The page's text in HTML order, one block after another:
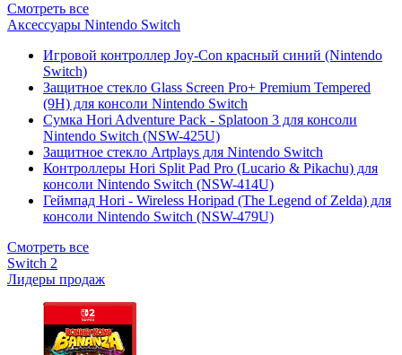
Смотреть все
Аксессуары Nintendo Switch
Игровой контроллер Joy-Con красный синий (Nintendo
Switch)
Защитное стекло Glass Screen Pro+ Premium Tempered
(9H) для консоли Nintendo Switch
Сумка Hori Adventure Pack - Splatoon 3 для консоли
Nintendo Switch (NSW-425U)
Защитное стекло Artplays для Nintendo Switch
Контроллеры Hori Split Pad Pro (Lucario & Pikachu) для
консоли Nintendo Switch (NSW-414U)
Геймпад Hori - Wireless Horipad (The Legend of Zelda) для
консоли Nintendo Switch (NSW-479U)
Смотреть все
Switch 2
Лидеры продаж